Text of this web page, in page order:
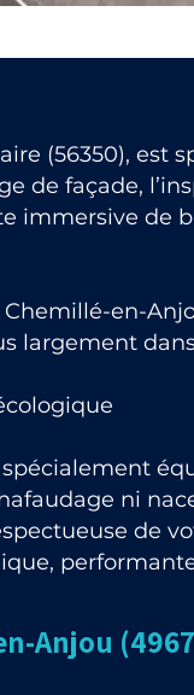
(56350), est
de façade,
immersive de
en-
largement
ni
de
Anjou